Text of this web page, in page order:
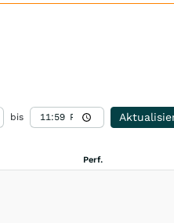
bis
Perf.